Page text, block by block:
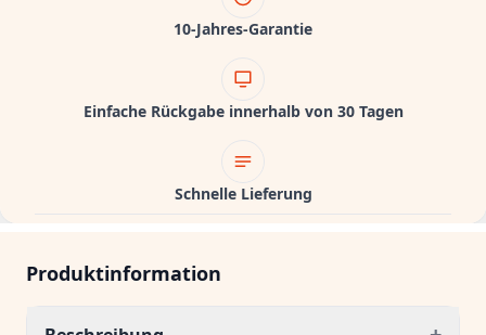
10-Jahres-Garantie
Einfache Rückgabe innerhalb von 30 Tagen
Schnelle Lieferung
Produktinformation